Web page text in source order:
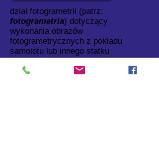
dział fotogrametrii (patrz:
fotogrametria) dotyczący
wykonania obrazów
fotogrametrycznych z pokładu
samolotu lub innego statku
powietrznego oraz opracowania tych
obrazów.